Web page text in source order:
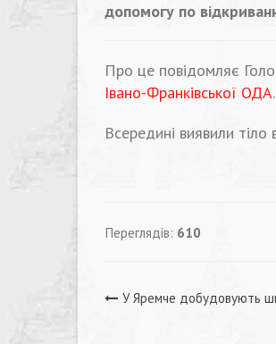
допомогу по
Про це повідомляє
Івано-Франківської ОДА.
Всередині виявили
Переглядів: 610
Навігація
У Яремче добудовують